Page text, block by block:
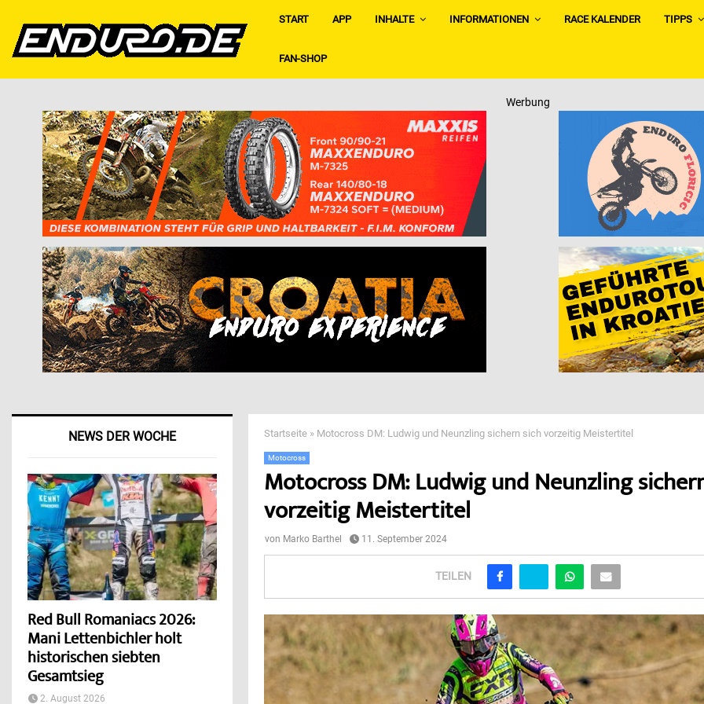
START APP INHALTE INFORMATIONEN RACE KALENDER TIPPS
FAN-SHOP
Werbung
Startseite » Motocross DM: Ludwig und Neunzling sichern sich vorzeitig Meistertitel
Motocross
Motocross DM: Ludwig und Neunzling
vorzeitig Meistertitel
von Marko Barthel 11. September 2024
TEILEN
NEWS DER WOCHE
Red Bull Romaniacs 2026:
Mani Lettenbichler holt
historischen siebten
Gesamtsieg
2. August 2026